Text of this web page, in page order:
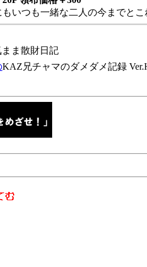
いつも一緒な二人の今までと
ま散財日記
KAZ兄チャマのダメダメ記録